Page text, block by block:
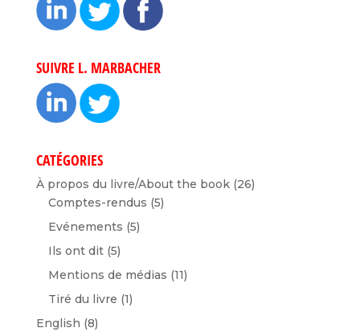
SUIVRE L. MARBACHER
CATÉGORIES
À propos du livre/About the book(26)
Comptes-rendus (5)
Evénements (5)
Ils ont dit(5)
Mentions de médias (11)
Tiré du livre (1)
English (8)